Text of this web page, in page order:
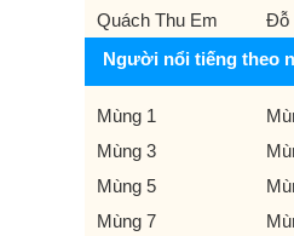
Quách Thu Em
Đỗ
Người nổi tiếng theo
Mùng 1
Mùng 3
Mùng 5
Mùng 7